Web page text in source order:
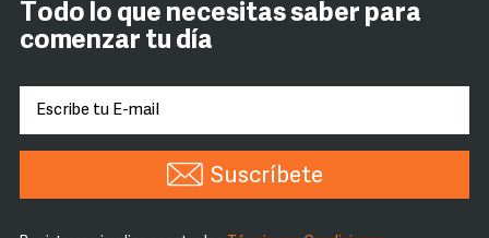
Todo lo que necesitas saber para
comenzar tu día
Suscríbete